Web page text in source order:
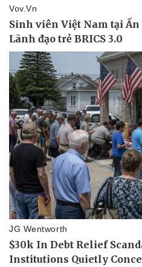
Thể thao
Bóng đá
Lịch thi đấu bóng đá
Thế giới thể thao
eSports
Hậu trường